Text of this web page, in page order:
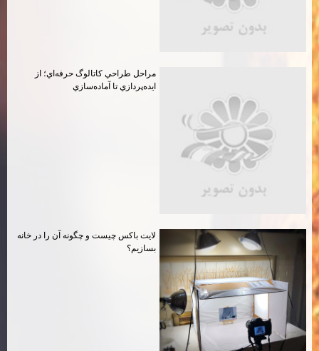
مراحل طراحي كاتالوگ حرفه‌اي؛ از
ايده‌پردازي تا آماده‌سازي
لايت باكس چيست و چگونه آن را در خانه
بسازيم؟